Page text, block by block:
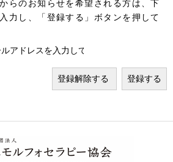
らのお知らせを希望される方は、下
力し、「登録する」ボタンを押して